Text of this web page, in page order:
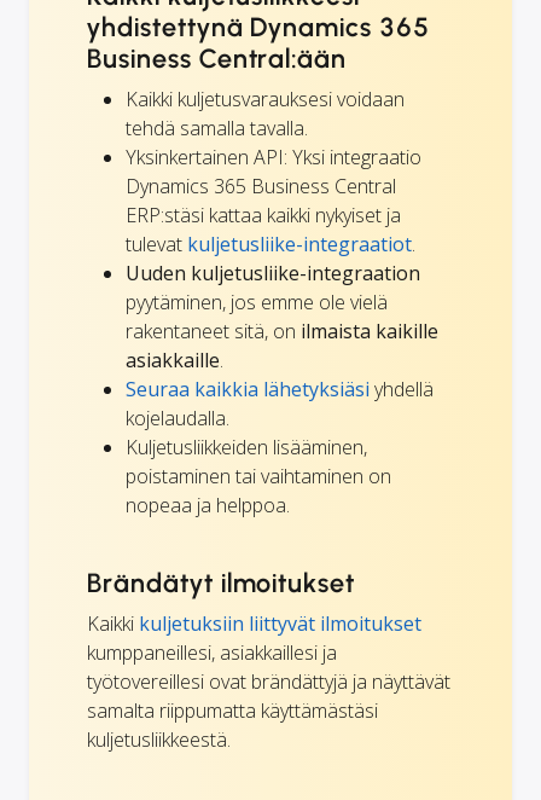
yhdistettynä Dynamics 365
Business Central:ään
Kaikki kuljetusvarauksesi voidaan
tehdä samalla tavalla.
Yksinkertainen API: Yksi integraatio
Dynamics 365 Business Central
ERP:stäsi kattaa kaikki nykyiset ja
tulevat kuljetusliike-integraatiot.
Uuden kuljetusliike-integraation
pyytäminen, jos emme ole vielä
rakentaneet sitä, on ilmaista kaikille
asiakkaille.
Seuraa kaikkia lähetyksiäsi yhdellä
kojelaudalla.
Kuljetusliikkeiden lisääminen,
poistaminen tai vaihtaminen on
nopeaa ja helppoa.
Brändätyt ilmoitukset
Kaikki kuljetuksiin liittyvät ilmoitukset
kumppaneillesi, asiakkaillesi ja
työtovereillesi ovat brändättyjä ja näyttävät
samalta riippumatta käyttämästäsi
kuljetusliikkeestä.